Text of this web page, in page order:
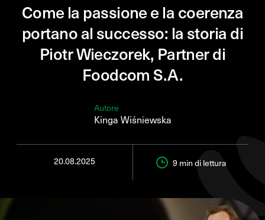
Come la passione e la coerenza
portano al successo: la storia di
Piotr Wieczorek, Partner di
Foodcom S.A.
Autore
Kinga Wiśniewska
20.08.2025 9 min di lettura